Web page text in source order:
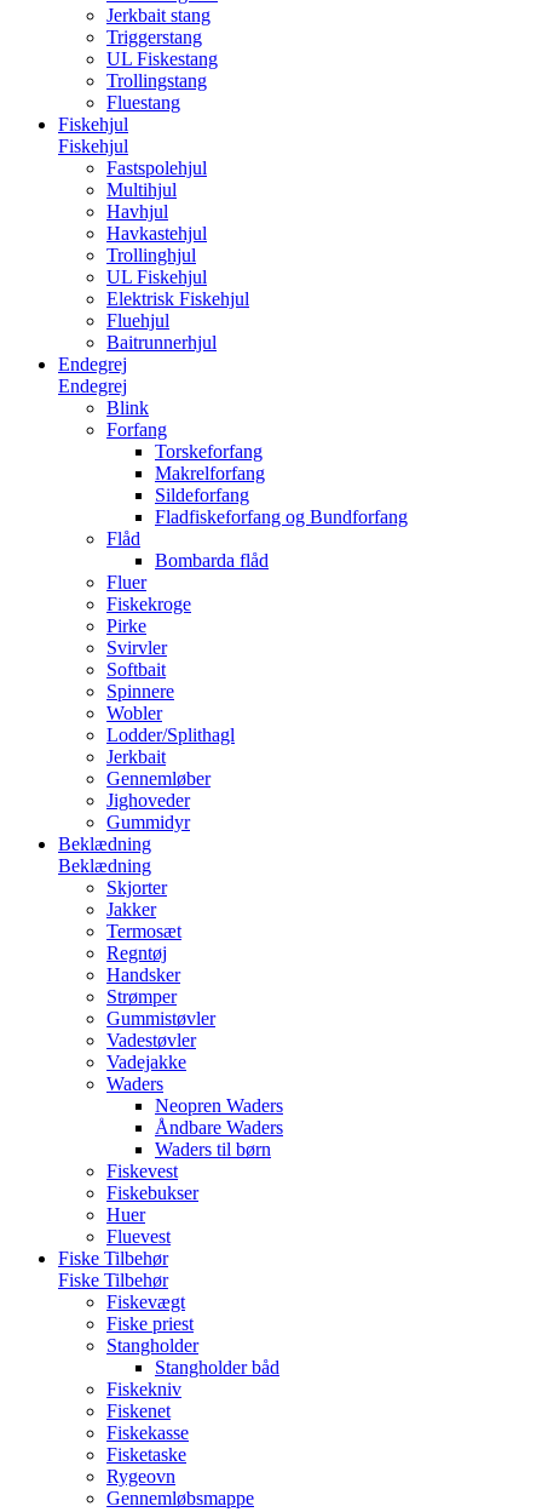
Jerkbait stang
Triggerstang
UL Fiskestang
Trollingstang
Fluestang
Fiskehjul
Fiskehjul
Fastspolehjul
Multihjul
Havhjul
Havkastehjul
Trollinghjul
UL Fiskehjul
Elektrisk Fiskehjul
Fluehjul
Baitrunnerhjul
Endegrej
Endegrej
Blink
Forfang
Torskeforfang
Makrelforfang
Sildeforfang
Fladfiskeforfang og Bundforfang
Flåd
Bombarda flåd
Fluer
Fiskekroge
Pirke
Svirvler
Softbait
Spinnere
Wobler
Lodder/Splithagl
Jerkbait
Gennemløber
Jighoveder
Gummidyr
Beklædning
Beklædning
Skjorter
Jakker
Termosæt
Regntøj
Handsker
Strømper
Gummistøvler
Vadestøvler
Vadejakke
Waders
Neopren Waders
Åndbare Waders
Waders til børn
Fiskevest
Fiskebukser
Huer
Fluevest
Fiske Tilbehør
Fiske Tilbehør
Fiskevægt
Fiske priest
Stangholder
Stangholder båd
Fiskekniv
Fiskenet
Fiskekasse
Fisketaske
Rygeovn
Gennemløbsmappe